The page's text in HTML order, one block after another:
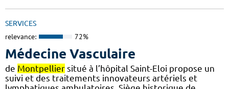
SERVICES
relevance: 72%
Médecine Vasculaire
de Montpellier situé à l’hôpital Saint-Eloi propose un
suivi et des traitements innovateurs artériels et